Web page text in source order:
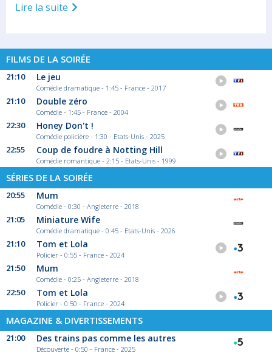
Lire la suite
FILMS DE LA SOIRÉE
21:10 Le jeu
Comédie dramatique - 1:45 - France - 2017
21:10 Double zéro
Comédie - 1:45 - France - 2004
22:30 Honey Don't !
Comédie policière - 1:30 - Etats-Unis - 2025
22:55 Coup de foudre à Notting Hill
Comédie romantique - 2:15 - Etats-Unis - 1999
SÉRIES DE LA SOIRÉE
20:55 Mum
Comédie - 0:30 - Angleterre - 2018
21:05 Miniature Wife
Comédie dramatique - 0:45 - Etats-Unis - 2026
21:10 Tom et Lola
Policier - 0:55 - France - 2024
21:50 Mum
Comédie - 0:25 - Angleterre - 2018
22:50 Tom et Lola
Policier - 0:50 - France - 2024
MAGAZINE & DIVERTISSEMENTS
21:00 Des trains pas comme les autres
Découverte - 0:50 - France - 2025